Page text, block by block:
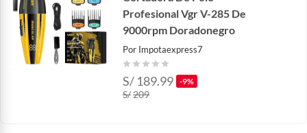
Profesional Vgr V-285 De
9000rpm Doradonegro
Por Impotaexpress7
S/ 189.99 -9%
S/209